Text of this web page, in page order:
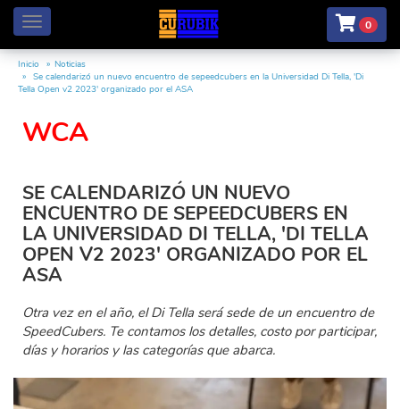
Menú 0
Inicio
Noticias
Se calendarizó un nuevo encuentro de sepeedcubers en la Universidad Di Tella, 'Di
Tella Open v2 2023' organizado por el ASA
WCA
SE CALENDARIZÓ UN NUEVO
ENCUENTRO DE SEPEEDCUBERS EN
LA UNIVERSIDAD DI TELLA, 'DI TELLA
OPEN V2 2023' ORGANIZADO POR EL
ASA
Otra vez en el año, el Di Tella será sede de un encuentro de
SpeedCubers. Te contamos los detalles, costo por participar,
días y horarios y las categorías que abarca.